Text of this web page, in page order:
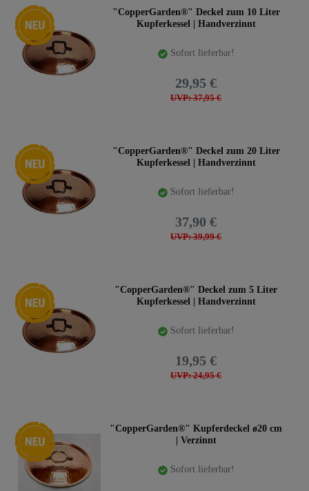
Neuheit
"CopperGarden®" Deckel zum 10 Liter
Kupferkessel | Handverzinnt
Sofort lieferbar!
UVP: 37,95 €
29,95 €
Neuheit
"CopperGarden®" Deckel zum 20 Liter
Kupferkessel | Handverzinnt
Sofort lieferbar!
UVP: 39,99 €
37,90 €
Neuheit
"CopperGarden®" Deckel zum 5 Liter
Kupferkessel | Handverzinnt
Sofort lieferbar!
UVP: 24,95 €
19,95 €
Neuheit
"CopperGarden®" Kupferdeckel ø20 cm
| Verzinnt
Sofort lieferbar!